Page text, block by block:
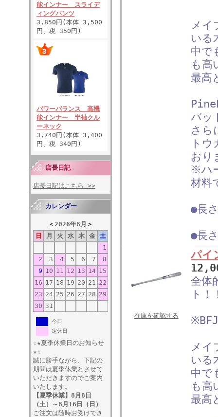
能インナー スライデ
ィングパンツ
3,850円(本体 3,500
円、税 350円)
パワーバランス 高機
能インナー 半袖クル
ーネック
3,740円(本体 3,400
円、税 340円)
店長日記
店長日記はこちら >>
カレンダー
＜ 2026年8月 ＞
日
月 火 水 木 金
土
1
2
3 4 5 6 7
8
9 10 11 12 13 14 15
16 17 18 19 20 21
22
23 24 25 26 27 28 29
30 31
今日
定休日
☆★夏季休業日のお知らせ
★☆
誠に勝手ながら、下記の
期間は夏季休業とさせて
いただきますのでご案内
いたします。
【夏季休業】8月8日
（土）～8月16日（日）
ご注文は随時お受けでき
メイ
いる
中で
も高
最高
バッ
さら
ト
おり
※ハ
材料
●長
●長
在庫を確認する
パイ
全体
ト！
メイ
いる
中で
も高
最高